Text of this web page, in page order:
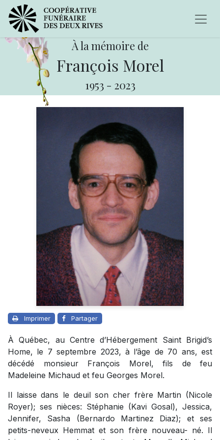
À la mémoire de
François Morel
1953 - 2023
Imprimer Partager
À Québec, au Centre d’Hébergement Saint Brigid’s
Home, le 7 septembre 2023, à l’âge de 70 ans, est
décédé monsieur François Morel, fils de feu
Madeleine Michaud et feu Georges Morel.
Il laisse dans le deuil son cher frère Martin (Nicole
Royer); ses nièces: Stéphanie (Kavi Gosal), Jessica,
Jennifer, Sasha (Bernardo Martinez Diaz); et ses
petits-neveux Hemmat et son frère nouveau- né. Il